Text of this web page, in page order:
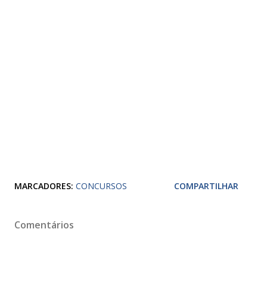
MARCADORES: CONCURSOS COMPARTILHAR
Comentários